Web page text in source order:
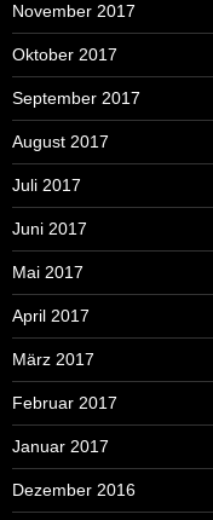
November 2017
Oktober 2017
September 2017
August 2017
Juli 2017
Juni 2017
Mai 2017
April 2017
März 2017
Februar 2017
Januar 2017
Dezember 2016